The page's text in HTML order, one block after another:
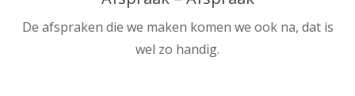
De afspraken die we maken komen we ook na, dat is
wel zo handig.